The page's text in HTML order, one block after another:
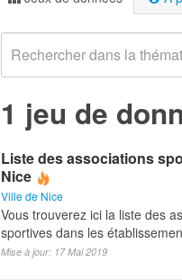
1 jeu de
Liste des associations
Nice
Ville de Nice
Vous trouverez ici la liste des
sportives dans les
Mise à jour: 17 Mai 2019